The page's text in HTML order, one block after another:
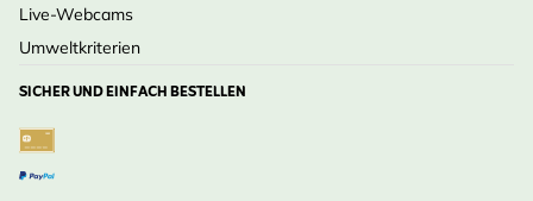
Live-Webcams
Umweltkriterien
SICHER UND EINFACH BESTELLEN